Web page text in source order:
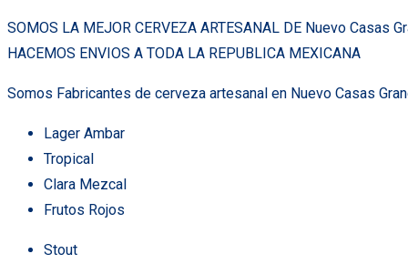
SOMOS LA MEJOR CERVEZA ARTESANAL DE Nuevo Casas
HACEMOS ENVIOS A TODA LA REPUBLICA MEXICANA
Somos Fabricantes de cerveza artesanal en Nuevo Casas
Lager Ambar
Tropical
Clara Mezcal
Frutos Rojos
Stout